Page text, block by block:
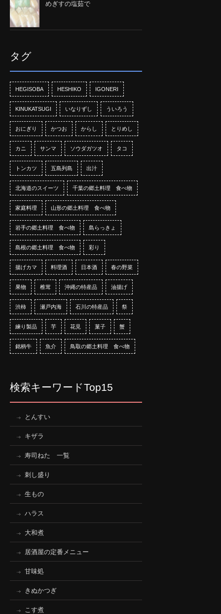
めぎすの塩茹で
タグ
HEGISOBA HESHIKO IGONERI
KINUKATSUGI いなりずし ういろう
おにぎり かつお からし とりめし
カニ サンマ ソウダガツオ タコ
トンカツ 五島列島 出汁
北海道のスイーツ 千葉の郷土料理 食べ物
家庭料理 山形の郷土料理 食べ物
岩手の郷土料理 食べ物 島らっきょ
島根の郷土料理 食べ物 彩り
揚げカマ 料理酒 日本酒 春の野菜
果物 椎茸 沖縄の特産品 油揚げ
渋柿 瀬戸内海 石川の特産品 祭
練り製品 芋 花見 菓子 蟹
銘柄牛 魚介 鳥取の郷土料理 食べ物
検索キーワードTop15
とんすい
キザラ
寿司ねた 一覧
刺し盛り
生もの
ハラス
大和煮
居酒屋の定番メニュー
甘味処
きぬかつぎ
こす煮